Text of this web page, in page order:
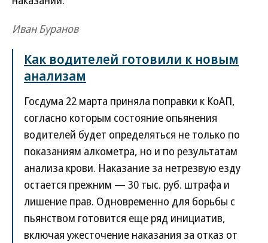
Иван Буранов
Как водителей готовили к новым
анализам
Госдума 22 марта приняла поправки к КоАП,
согласно которым состояние опьянения
водителей будет определяться не только по
показаниям алкометра, но и по результатам
анализа крови. Наказание за нетрезвую езду
остается прежним — 30 тыс. руб. штрафа и
лишение прав. Одновременно для борьбы с
пьянством готовится еще ряд инициатив,
включая ужесточение наказания за отказ от